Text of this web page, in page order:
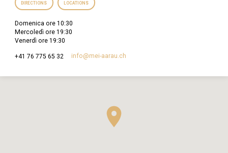
DIRECTIONS LOCATIONS
Domenica ore 10:30
Mercoledì ore 19:30
Venerdì ore 19:30
+41 76 775 65 32 info​@mei-aarau.ch